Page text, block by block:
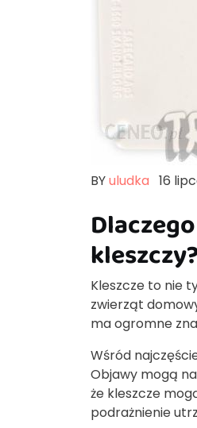
BYuludka 16
Kleszcze to nie
zwierząt
ma ogromne
Wśród
Objawy mogą
że kleszcze
podrażnienie